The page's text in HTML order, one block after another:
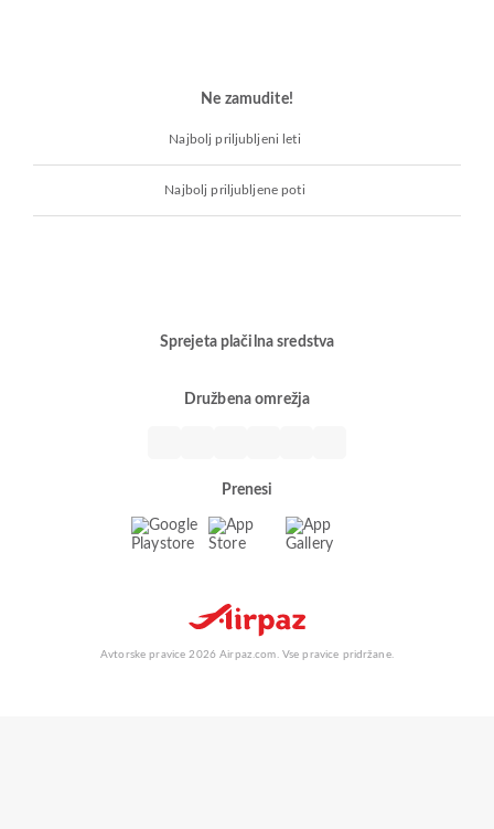
Ne zamudite!
Najbolj priljubljeni leti
Najbolj priljubljene poti
Sprejeta plačilna sredstva
Družbena omrežja
Prenesi
Avtorske pravice 2026 Airpaz.com. Vse pravice pridržane.